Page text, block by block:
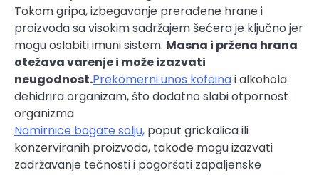
Tokom gripa, izbegavanje prerađene hrane i
proizvoda sa visokim sadržajem šećera je ključno jer
mogu oslabiti imuni sistem. Masna i pržena hrana
otežava varenje i može izazvati
neugodnost.Prekomerni unos kofeinai alkohola
dehidrira organizam, što dodatno slabi otpornost
organizma
Namirnice bogate solju, poput grickalica ili
konzerviranih proizvoda, takođe mogu izazvati
zadržavanje tečnosti i pogoršati zapaljenske